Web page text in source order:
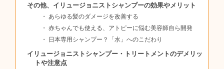
その他、イリュージョニストシャンプーの効果やメリット
あらゆる髪のダメージを改善する
赤ちゃんでも使える、アトピーに悩む美容師自ら開発
日本専用シャンプー？「水」へのこだわり
イリュージョニストシャンプー・トリートメントのデメリッ
トや注意点